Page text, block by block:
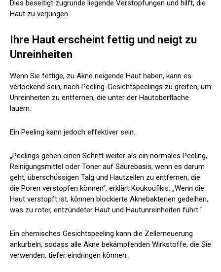
Dies beseitigt zugrunde liegende Verstopfungen und hilft, die
Haut zu verjüngen.
Ihre Haut erscheint fettig und neigt zu
Unreinheiten
Wenn Sie fettige, zu Akne neigende Haut haben, kann es
verlockend sein, nach Peeling-Gesichtspeelings zu greifen, um
Unreinheiten zu entfernen, die unter der Hautoberfläche
lauern.
Ein Peeling kann jedoch effektiver sein.
„Peelings gehen einen Schritt weiter als ein normales Peeling,
Reinigungsmittel oder Toner auf Säurebasis, wenn es darum
geht, überschüssigen Talg und Hautzellen zu entfernen, die
die Poren verstopfen können“, erklärt Koukoufikis. „Wenn die
Haut verstopft ist, können blockierte Aknebakterien gedeihen,
was zu roter, entzündeter Haut und Hautunreinheiten führt.“
Ein chemisches Gesichtspeeling kann die Zellerneuerung
ankurbeln, sodass alle Akne bekämpfenden Wirkstoffe, die Sie
verwenden, tiefer eindringen können.